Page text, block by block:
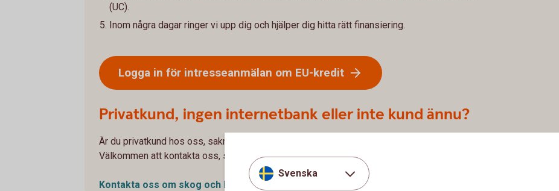
(UC).
Inom några dagar ringer vi upp dig och hjälper dig hitta rätt finansiering.
Logga in för intresseanmälan om EU-kredit
Privatkund, ingen internetbank eller inte kund ännu?
Är du privatkund hos oss, saknar du internetbanken företag eller är kund hos annan bank?
Välkommen att kontakta oss, så hjälper vi dig.
Kontakta oss om skog och lantbruk
Svenska